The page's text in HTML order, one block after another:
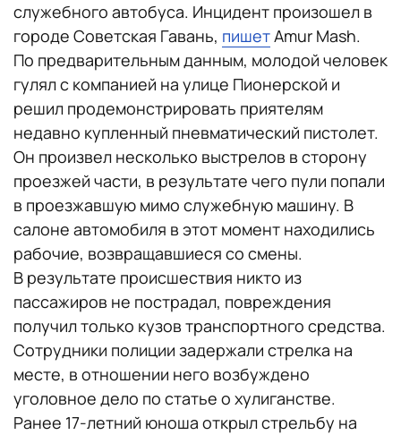
служебного автобуса. Инцидент произошел в
городе Советская Гавань, пишетAmur Mash.
По предварительным данным, молодой человек
гулял с компанией на улице Пионерской и
решил продемонстрировать приятелям
недавно купленный пневматический пистолет.
Он произвел несколько выстрелов в сторону
проезжей части, в результате чего пули попали
в проезжавшую мимо служебную машину. В
салоне автомобиля в этот момент находились
рабочие, возвращавшиеся со смены.
В результате происшествия никто из
пассажиров не пострадал, повреждения
получил только кузов транспортного средства.
Сотрудники полиции задержали стрелка на
месте, в отношении него возбуждено
уголовное дело по статье о хулиганстве.
Ранее 17-летний юноша открыл стрельбу на